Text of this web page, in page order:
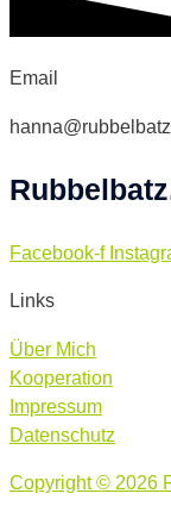
Email
Facebook-f
Links
Über Mich
Kooperation
Impressum
Datenschutz
Copyright © 2026